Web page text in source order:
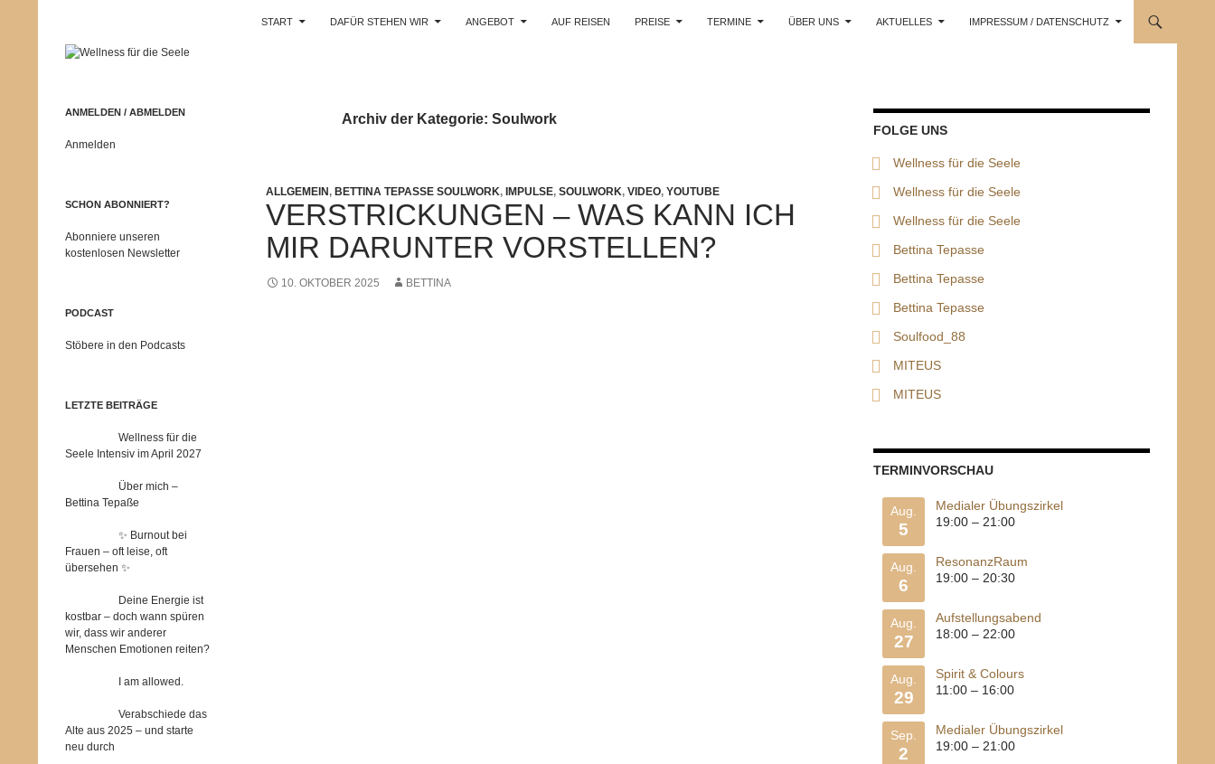
START DAFÜR STEHEN WIR ANGEBOT AUF REISEN PREISE TERMINE ÜBER UNS AKTUELLES IMPRESSUM / DATENSCHUTZ
Archiv der Kategorie: Soulwork
ALLGEMEIN , BETTINA TEPASSE SOULWORK , IMPULSE, SOULWORK, VIDEO, YOUTUBE
VERSTRICKUNGEN – WAS KANN ICH
MIR DARUNTER VORSTELLEN?
10. OKTOBER 2025 BETTINA
FOLGE UNS
Wellness für die Seele
Wellness für die Seele
Wellness für die Seele
Bettina Tepasse
Bettina Tepasse
Bettina Tepasse
Soulfood_88
MITEUS
MITEUS
TERMINVORSCHAU
Aug.
5
Medialer Übungszirkel
19:00 – 21:00
Aug.
6
ResonanzRaum
19:00 – 20:30
Aug.
27
Aufstellungsabend
18:00 – 22:00
Aug.
29
Spirit & Colours
11:00 – 16:00
Sep.
2
Medialer Übungszirkel
19:00 – 21:00
Zentrum für
ANMELDEN / ABMELDEN
Anmelden
SCHON ABONNIERT?
Abonniere unseren
kostenlosen Newsletter
PODCAST
Stöbere in den Podcasts
LETZTE BEITRÄGE
Wellness für die
Seele Intensiv im April 2027
Über mich –
Bettina Tepaße
✨ Burnout bei
Frauen – oft leise, oft
übersehen ✨
Deine Energie ist
kostbar – doch wann spüren
wir, dass wir anderer
Menschen Emotionen reiten?
I am allowed.
Verabschiede das
Alte aus 2025 – und starte
neu durch